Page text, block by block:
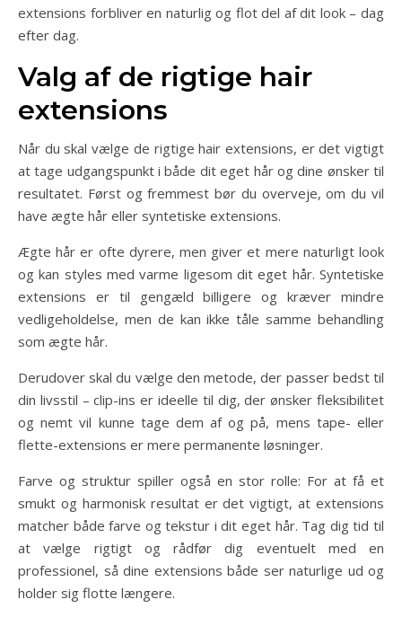
extensions forbliver en naturlig og flot del af dit look – dag
efter dag.
Valg af de rigtige hair
extensions
Når du skal vælge de rigtige hair extensions, er det vigtigt
at tage udgangspunkt i både dit eget hår og dine ønsker til
resultatet. Først og fremmest bør du overveje, om du vil
have ægte hår eller syntetiske extensions.
Ægte hår er ofte dyrere, men giver et mere naturligt look
og kan styles med varme ligesom dit eget hår. Syntetiske
extensions er til gengæld billigere og kræver mindre
vedligeholdelse, men de kan ikke tåle samme behandling
som ægte hår.
Derudover skal du vælge den metode, der passer bedst til
din livsstil – clip-ins er ideelle til dig, der ønsker fleksibilitet
og nemt vil kunne tage dem af og på, mens tape- eller
flette-extensions er mere permanente løsninger.
Farve og struktur spiller også en stor rolle: For at få et
smukt og harmonisk resultat er det vigtigt, at extensions
matcher både farve og tekstur i dit eget hår. Tag dig tid til
at vælge rigtigt og rådfør dig eventuelt med en
professionel, så dine extensions både ser naturlige ud og
holder sig flotte længere.